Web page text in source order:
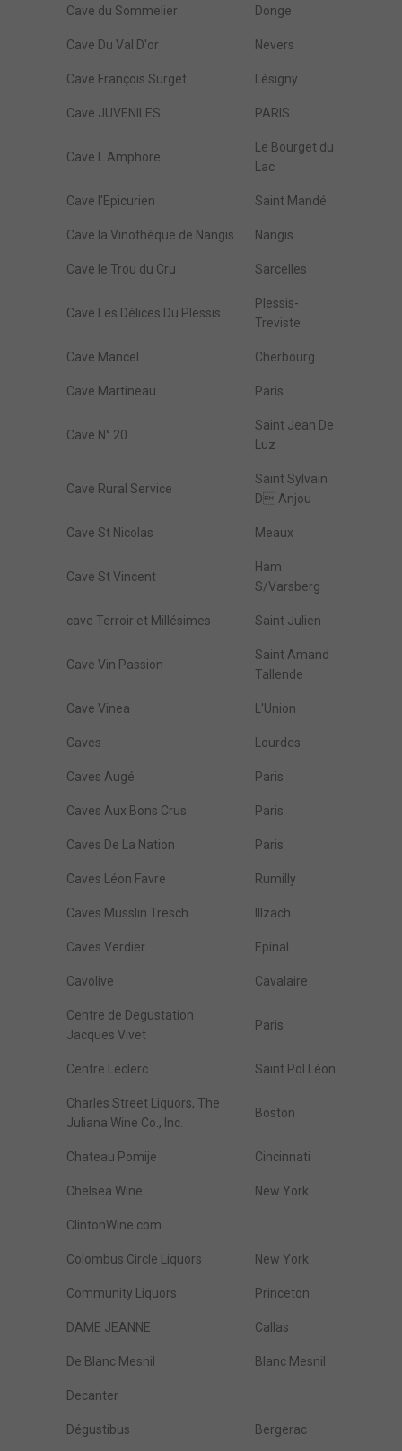
Cave du Sommelier Donge
Cave Du Val D'or Nevers
Cave François Surget Lésigny
Cave JUVENILES PARIS
Cave L Amphore
Le Bourget du
Lac
Cave l'Epicurien Saint Mandé
Cave la Vinothèque de Nangis Nangis
Cave le Trou du Cru Sarcelles
Cave Les Délices Du Plessis
Plessis-
Treviste
Cave Mancel Cherbourg
Cave Martineau Paris
Cave N° 20
Saint Jean De
Luz
Cave Rural Service
Saint Sylvain
D Anjou
Cave St Nicolas Meaux
Cave St Vincent
Ham
S/Varsberg
cave Terroir et Millésimes Saint Julien
Cave Vin Passion
Saint Amand
Tallende
Cave Vinea L'Union
Caves Lourdes
Caves Augé Paris
Caves Aux Bons Crus Paris
Caves De La Nation Paris
Caves Léon Favre Rumilly
Caves Musslin Tresch Illzach
Caves Verdier Epinal
Cavolive Cavalaire
Centre de Degustation
Jacques Vivet
Paris
Centre Leclerc Saint Pol Léon
Charles Street Liquors, The
Juliana Wine Co., Inc.
Boston
Chateau Pomije Cincinnati
Chelsea Wine New York
ClintonWine.com
Colombus Circle Liquors New York
Community Liquors Princeton
DAME JEANNE Callas
De Blanc Mesnil Blanc Mesnil
Decanter
Dégustibus Bergerac